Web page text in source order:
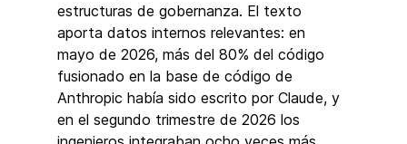
estructuras de gobernanza. El texto
aporta datos internos relevantes: en
mayo de 2026, más del 80% del código
fusionado en la base de código de
Anthropic había sido escrito por Claude, y
en el segundo trimestre de 2026 los